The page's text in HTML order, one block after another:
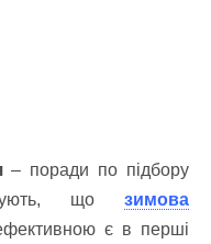
‒ поради по підбору
що зимова
є в перші